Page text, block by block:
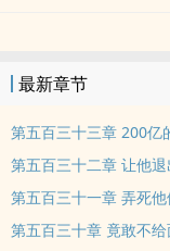
最新章节
第五百三十三章 200亿
第五百三十二章 让他
第五百三十一章 弄死
第五百三十章 竟敢不